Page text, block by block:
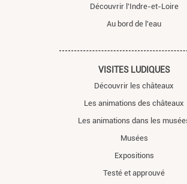
Découvrir l'Indre-et-Loire
Au bord de l'eau
VISITES LUDIQUES
Découvrir les châteaux
Les animations des châteaux
Les animations dans les
Musées
Expositions
Testé et approuvé